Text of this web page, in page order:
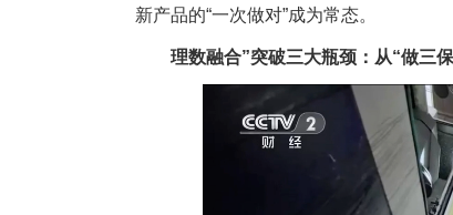
新产品的“一次做对”成为常态。
理数融合”突破三大瓶颈： 从“做三